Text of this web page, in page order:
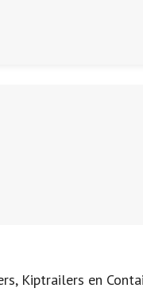
Kiptrailers en